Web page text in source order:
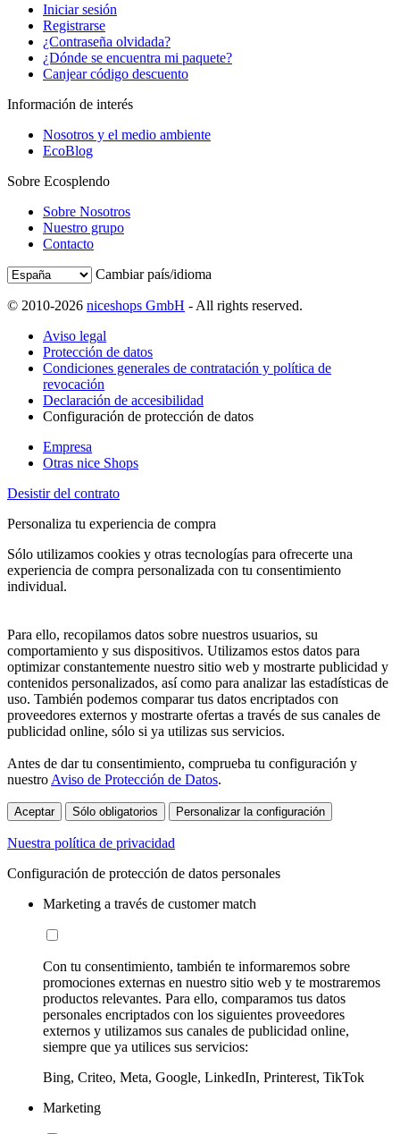
Iniciar sesión
Registrarse
¿Contraseña olvidada?
¿Dónde se encuentra mi paquete?
Canjear código descuento
Información de interés
Nosotros y el medio ambiente
EcoBlog
Sobre Ecosplendo
Sobre Nosotros
Nuestro grupo
Contacto
Cambiar país/idioma
© 2010-2026 niceshops GmbH - All rights reserved.
Aviso legal
Protección de datos
Condiciones generales de contratación y política de
revocación
Declaración de accesibilidad
Configuración de protección de datos
Empresa
Otras nice Shops
Desistir del contrato
Personaliza tu experiencia de compra
Sólo utilizamos cookies y otras tecnologías para ofrecerte una
experiencia de compra personalizada con tu consentimiento
individual.
Para ello, recopilamos datos sobre nuestros usuarios, su
comportamiento y sus dispositivos. Utilizamos estos datos para
optimizar constantemente nuestro sitio web y mostrarte publicidad y
contenidos personalizados, así como para analizar las estadísticas de
uso. También podemos comparar tus datos encriptados con
proveedores externos y mostrarte ofertas a través de sus canales de
publicidad online, sólo si ya utilizas sus servicios.
Antes de dar tu consentimiento, comprueba tu configuración y
nuestro Aviso de Protección de Datos.
Aceptar Sólo obligatorios Personalizar la configuración
Nuestra política de privacidad
Configuración de protección de datos personales
Marketing a través de customer match
Con tu consentimiento, también te informaremos sobre
promociones externas en nuestro sitio web y te mostraremos
productos relevantes. Para ello, comparamos tus datos
personales encriptados con los siguientes proveedores
externos y utilizamos sus canales de publicidad online,
siempre que ya utilices sus servicios:
Bing, Criteo, Meta, Google, LinkedIn, Printerest, TikTok
Marketing